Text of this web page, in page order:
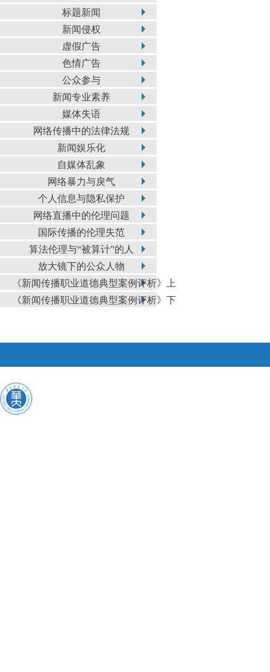
标题新闻
新闻侵权
虚假广告
色情广告
公众参与
新闻专业素养
媒体失语
网络传播中的法律法规
新闻娱乐化
自媒体乱象
网络暴力与戾气
个人信息与隐私保护
网络直播中的伦理问题
国际传播的伦理失范
算法伦理与“被算计”的人
放大镜下的公众人物
《新闻传播职业道德典型案例评析》上
《新闻传播职业道德典型案例评析》下